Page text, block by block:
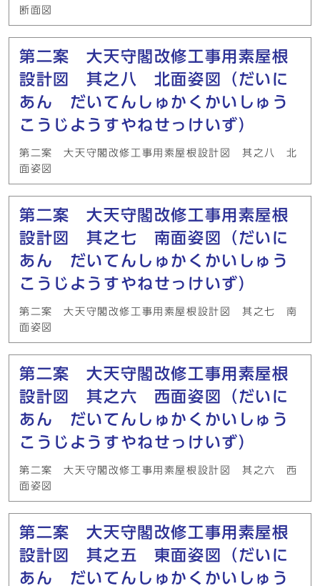
断面図
第二案 大天守閣改修工事用素屋根
設計図 其之八 北面姿図（だいに
あん だいてんしゅかくかいしゅう
こうじようすやねせっけいず）
第二案 大天守閣改修工事用素屋根設計図 其之八 北
面姿図
第二案 大天守閣改修工事用素屋根
設計図 其之七 南面姿図（だいに
あん だいてんしゅかくかいしゅう
こうじようすやねせっけいず）
第二案 大天守閣改修工事用素屋根設計図 其之七 南
面姿図
第二案 大天守閣改修工事用素屋根
設計図 其之六 西面姿図（だいに
あん だいてんしゅかくかいしゅう
こうじようすやねせっけいず）
第二案 大天守閣改修工事用素屋根設計図 其之六 西
面姿図
第二案 大天守閣改修工事用素屋根
設計図 其之五 東面姿図（だいに
あん だいてんしゅかくかいしゅう